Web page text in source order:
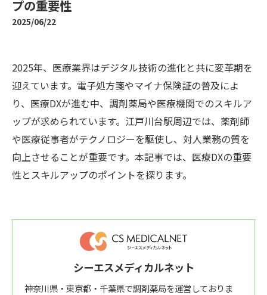
プの重要性
2025/06/22
2025年、医療業界はデジタル技術の進化と共に変革期を
迎えています。電子処方箋やマイナ保険証の普及によ
り、医療DXが進む中、調剤薬局や医療機関でのスキルア
ップが求められています。江戸川台駅周辺では、薬剤師
や医療従事者がテクノロジーを駆使し、対人業務の質を
向上させることが重要です。本記事では、医療DXの重要
性とスキルアップのポイントを探ります。
シーエスメディカルネット
神奈川県・東京都・千葉県で調剤薬局を運営しておりま